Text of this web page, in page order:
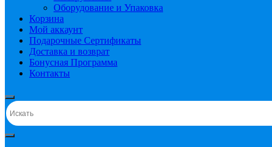
Оборудование и Упаковка
Корзина
Мой аккаунт
Подарочные Сертификаты
Доставка и возврат
Бонусная Программа
Контакты